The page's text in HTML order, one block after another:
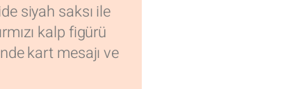
siyah saksı ile
kalp figürü
kart mesajı ve